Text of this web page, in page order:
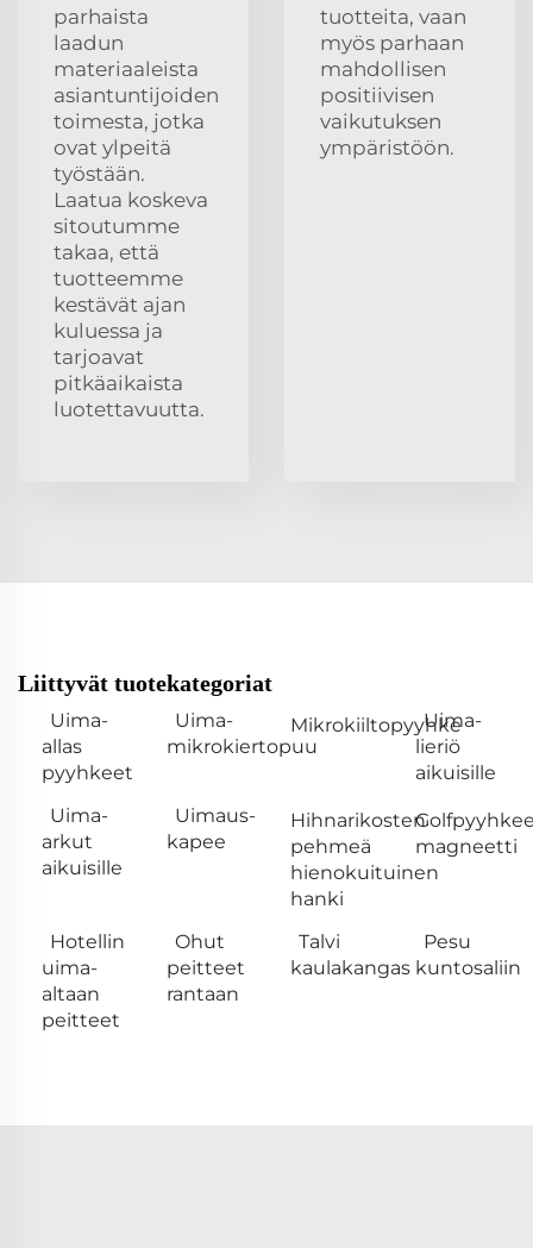
parhaista
laadun
materiaaleista
asiantuntijoiden
toimesta, jotka
ovat ylpeitä
työstään.
Laatua koskeva
sitoutumme
takaa, että
tuotteemme
kestävät ajan
kuluessa ja
tarjoavat
pitkäaikaista
luotettavuutta.
tuotteita, vaan
myös parhaan
mahdollisen
positiivisen
vaikutuksen
ympäristöön.
Liittyvät tuotekategoriat
Uima-
allas
pyyhkeet
Uima-
mikrokiertopuu
Mikrokiiltopyyhke
Uima-
lieriö
aikuisille
Uima-
arkut
aikuisille
Uimaus-
kapee
Hihnarikosten
pehmeä
hienokuituinen
hanki
magneetti
Hotellin
uima-
altaan
peitteet
Ohut
peitteet
rantaan
Talvi
kaulakangas
Pesu
kuntosaliin